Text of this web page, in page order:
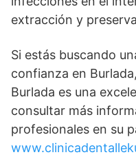
extracción y
Si estás buscando
confianza en
Burlada es una
consultar más
profesionales en su